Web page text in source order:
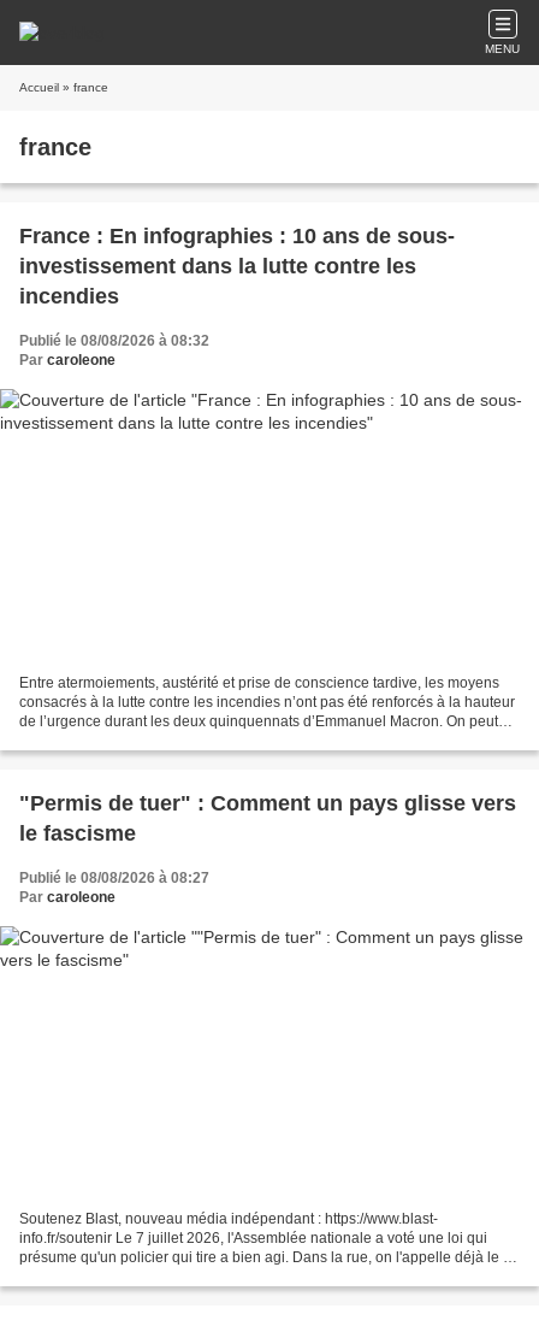
MENU
Accueil » france
france
France : En infographies : 10 ans de sous-
investissement dans la lutte contre les
incendies
Publié le 08/08/2026 à 08:32
Par caroleone
Entre atermoiements, austérité et prise de conscience tardive, les moyens
consacrés à la lutte contre les incendies n’ont pas été renforcés à la hauteur
de l’urgence durant les deux quinquennats d’Emmanuel Macron. On peut
"Permis de tuer" : Comment un pays glisse vers
le fascisme
Publié le 08/08/2026 à 08:27
Par caroleone
Soutenez Blast, nouveau média indépendant : https://www.blast-
info.fr/soutenir Le 7 juillet 2026, l'Assemblée nationale a voté une loi qui
présume qu'un policier qui tire a bien agi. Dans la rue, on l'appelle déjà le "